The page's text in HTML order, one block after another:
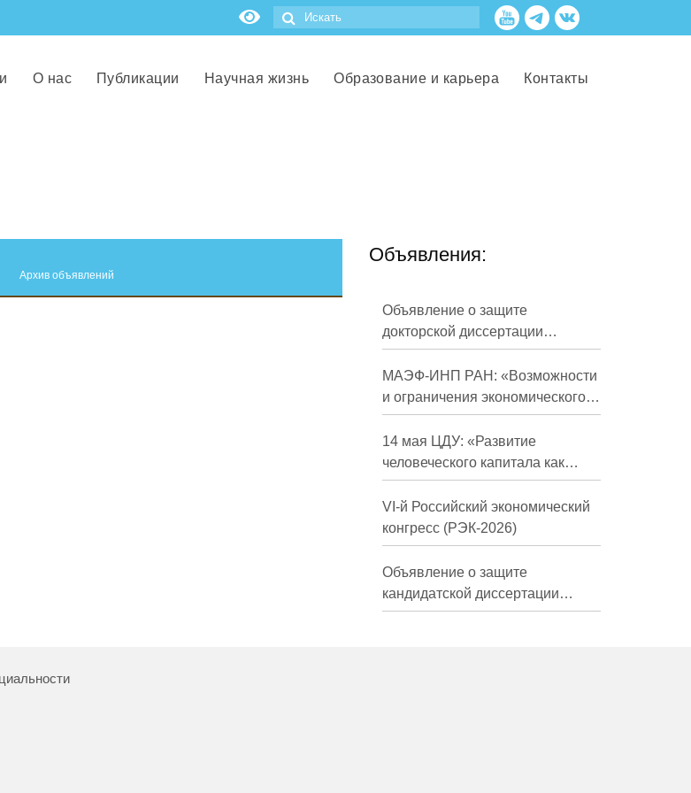
О нас Публикации Научная жизнь Образование и карьера Контакты
Архив объявлений
Объявления:
Объявление о защите
докторской диссертации
Кузнецова Михаила
Евгеньевича
МАЭФ-ИНП РАН: «Возможности
и ограничения экономического
развития России в средне- и
долгосрочной перспективе»
14 мая ЦДУ: «Развитие
человеческого капитала как
фактор экономического роста»
VI-й Российский экономический
конгресс (РЭК-2026)
Объявление о защите
кандидатской диссертации
Трындиной Николь Сергеевны